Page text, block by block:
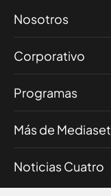
Nosotros
Corporativo
Programas
Más de Mediaset
Noticias Cuatro